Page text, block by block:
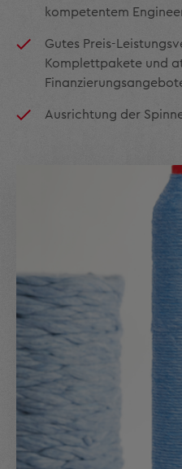
kompetentem
Gutes Preis-
Komplettpakete und
Ausrichtung der